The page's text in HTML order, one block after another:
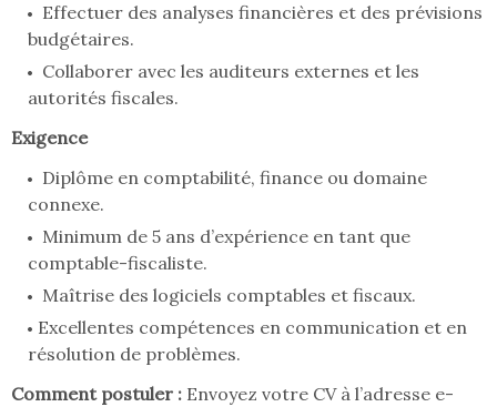
Effectuer des analyses financières et des prévisions
budgétaires.
Collaborer avec les auditeurs externes et les
autorités fiscales.
Exigence
Diplôme en comptabilité, finance ou domaine
connexe.
Minimum de 5 ans d’expérience en tant que
comptable-fiscaliste.
Maîtrise des logiciels comptables et fiscaux.
Excellentes compétences en communication et en
résolution de problèmes.
Comment postuler : Envoyez votre CV à l’adresse e-